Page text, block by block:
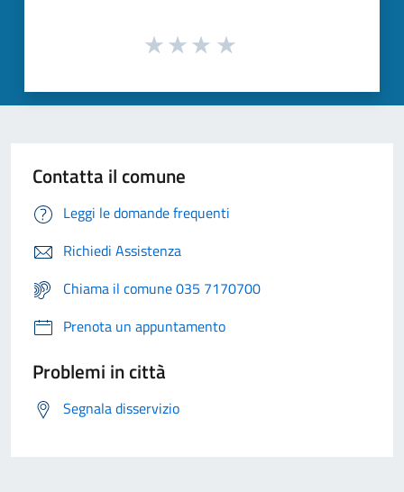
Contatta il comune
Leggi le domande frequenti
Richiedi Assistenza
Chiama il comune 035 7170700
Prenota un appuntamento
Problemi in città
Segnala disservizio